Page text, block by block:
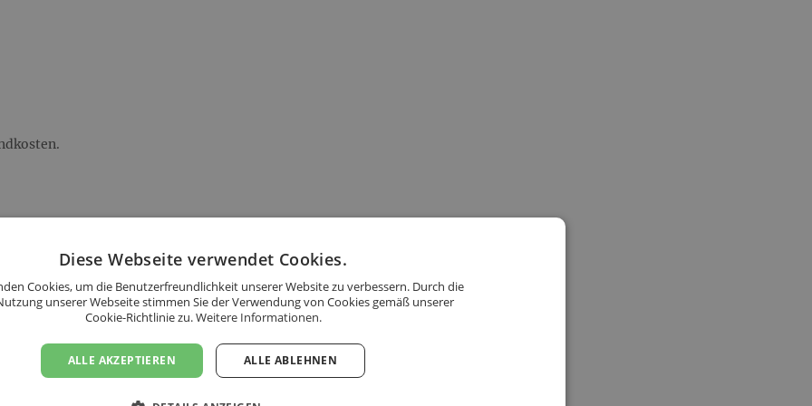
Diese Webseite verwendet Cookies.
Cookies, um die Benutzerfreundlichkeit unserer Website zu verbessern. Durch die
unserer Webseite stimmen Sie der Verwendung von Cookies gemäß unserer
Cookie-Richtlinie zu.Weitere Informationen.
ALLE AKZEPTIEREN ALLE ABLEHNEN